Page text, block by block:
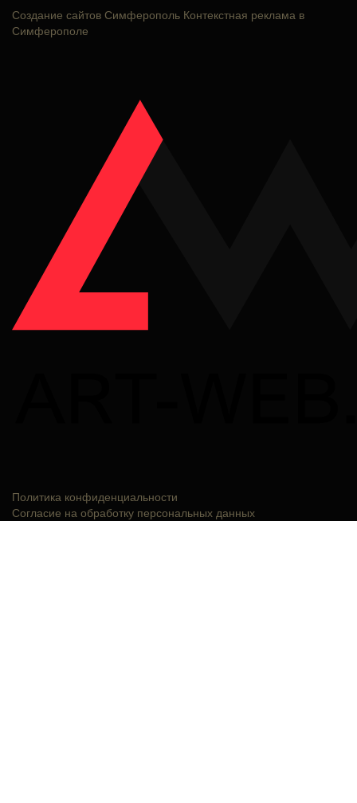
Создание сайтов Симферополь Контекстная реклама в
Симферополе
Политика конфиденциальности
Согласие на обработку персональных данных